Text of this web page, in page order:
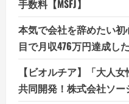
手数料【MSFJ】
本気で会社を辞めたい
目で月収476万円達成し
【ビオルチア】「大人
共同開発！株式会社ソー